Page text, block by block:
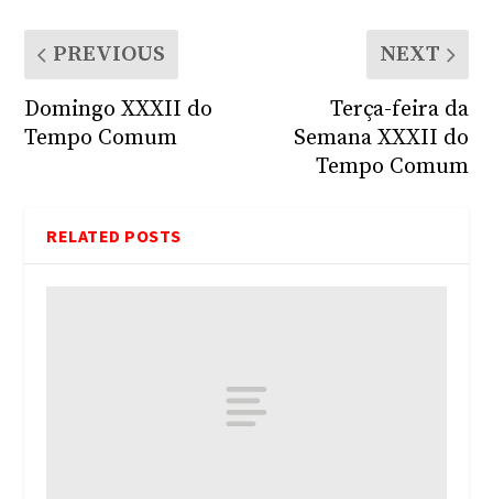
PREVIOUS
Domingo XXXII do
Tempo Comum
NEXT
Terça-feira da
Semana XXXII do
Tempo Comum
RELATED POSTS